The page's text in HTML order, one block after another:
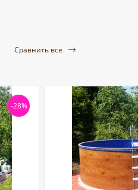
Сравнить все
-28%